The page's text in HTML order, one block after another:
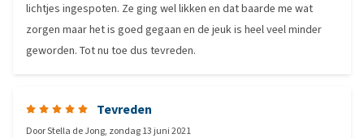
lichtjes ingespoten. Ze ging wel likken en dat baarde me wat
zorgen maar het is goed gegaan en de jeuk is heel veel minder
geworden. Tot nu toe dus tevreden.
Tevreden
DoorStella de Jong, zondag 13 juni 2021